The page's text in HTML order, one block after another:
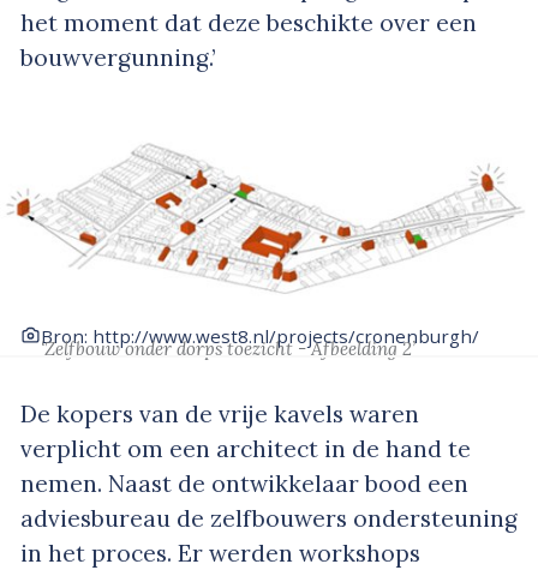
het moment dat deze beschikte over een
bouwvergunning.’
Bron: http://www.west8.nl/projects/cronenburgh/
‘Zelfbouw onder dorps toezicht - Afbeelding 2’
De kopers van de vrije kavels waren
verplicht om een architect in de hand te
nemen. Naast de ontwikkelaar bood een
adviesbureau de zelfbouwers ondersteuning
in het proces. Er werden workshops